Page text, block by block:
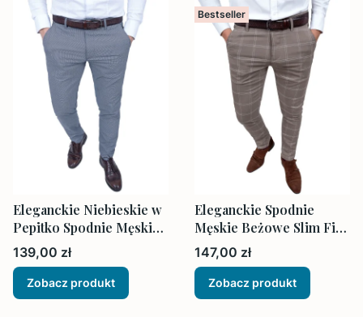
Eleganckie Niebieskie w
Pepitko Spodnie Męskie
Dopasowane
Cena
139,00 zł
Zobacz produkt
Bestseller
Eleganckie Spodnie
Męskie Beżowe Slim Fit
w Kratę
Cena
147,00 zł
Zobacz produkt